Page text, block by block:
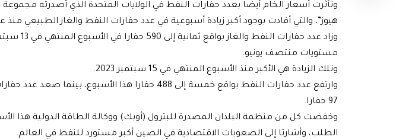
وتأثرت أسعار الخام أيضا بعدد حفارات النفط في الولايات المتحدة الذي أصدرته
هيوز”، والتي أفادت بوجود أكبر زيادة أسبوعية في عدد حفارات النفط والغاز الطبيعي منذ
وزاد عدد حفارات
مستويات منتصف يونيو.
وتلك الزيادة هي الأكبر منذ الأسبوع المنتهي في 15 سبتمبر 2023.
وارتفع عدد حفارات النفط بواقع خمسة إلى 488 حفارا هذا الأسبوع،
97 حفارا.
وخفضت كل من منظمة البلدان المصدرة للبترول (أوبك) ووكالة الطاقة الدولية هذا
الطلب، وأشارتا إلى الصعوبات الاقتصادية في الصين أكبر مستورد للنفط في العالم.